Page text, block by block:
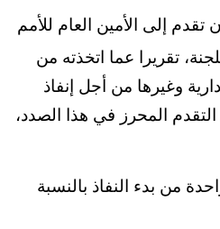
تقدم إلى الأمين العام للأمم
تقريرا عما اتخذته من
وغيرها من أجل إنفاذ
التقدم المحرز في هذا الصدد،
من بدء النفاذ بالنسبة